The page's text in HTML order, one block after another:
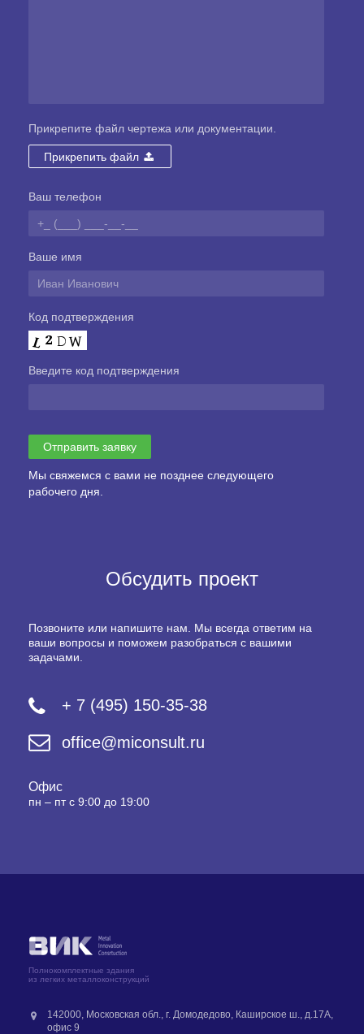
Прикрепите файл чертежа или документации.
Прикрепить файл
Ваш телефон
Ваше имя
Код подтверждения
Введите код подтверждения
Мы свяжемся с вами не позднее следующего
рабочего дня.
Обсудить проект
Позвоните или напишите нам. Мы всегда ответим на
ваши вопросы и поможем разобраться с вашими
задачами.
+ 7 (495) 150-35-38
office@miconsult.ru
Офис
пн – пт с 9:00 до 19:00
Полнокомплектные здания
из легких металлоконструкций
142000, Московская обл., г. Домодедово, Каширское ш., д.17А,
офис 9